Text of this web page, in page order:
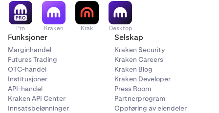
Pro Kraken Krak Desktop
Funksjoner
Marginhandel
Futures Trading
OTC-handel
Institusjoner
API-handel
Kraken API Center
Innsatsbelønninger
Selskap
Kraken Security
Kraken Careers
Kraken Blog
Kraken Developer
Press Room
Partnerprogram
Oppføring av eiendeler